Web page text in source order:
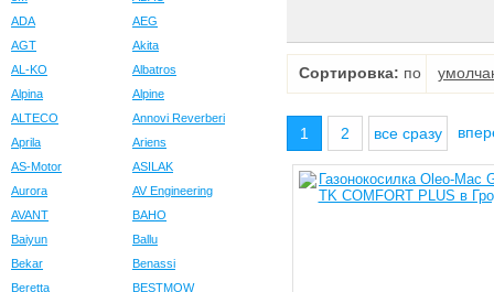
ADA
AEG
AGT
Akita
AL-KO
Albatros
Alpina
Alpine
ALTECO
Annovi Reverberi
Aprila
Ariens
AS-Motor
ASILAK
Aurora
AV Engineering
AVANT
BAHO
Baiyun
Ballu
Bekar
Benassi
Beretta
BESTMOW
Сортировка: по
1 2 все сразу